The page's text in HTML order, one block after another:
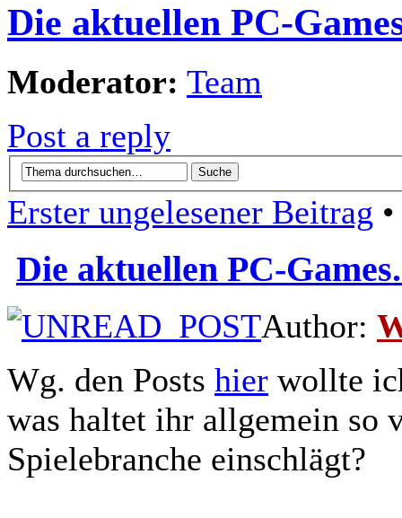
Die aktuellen PC-
Moderator: Team
Post a reply
Erster ungelesener Beitrag
Die aktuellen PC-
Author:
Wg. den Posts hier wollte
was haltet ihr allgemein so
Spielebranche einschlägt?